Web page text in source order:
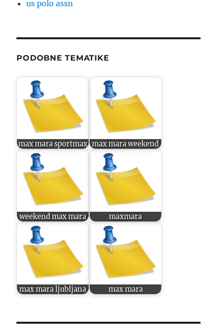
us polo assn
PODOBNE TEMATIKE
max mara sportmax max mara weekend
weekend max mara maxmara
max mara ljubljana max mara